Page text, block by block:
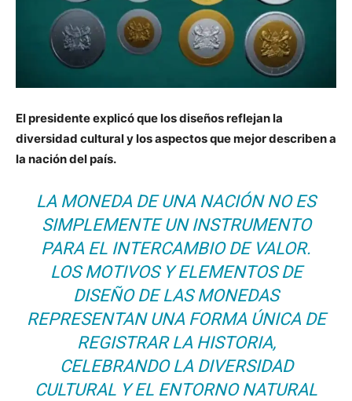
El presidente explicó que los diseños reflejan la
diversidad cultural y los aspectos que mejor describen a
la nación del país.
LA MONEDA DE UNA NACIÓN NO ES
SIMPLEMENTE UN INSTRUMENTO
PARA EL INTERCAMBIO DE VALOR.
LOS MOTIVOS Y ELEMENTOS DE
DISEÑO DE LAS MONEDAS
REPRESENTAN UNA FORMA ÚNICA DE
REGISTRAR LA HISTORIA,
CELEBRANDO LA DIVERSIDAD
CULTURAL Y EL ENTORNO NATURAL